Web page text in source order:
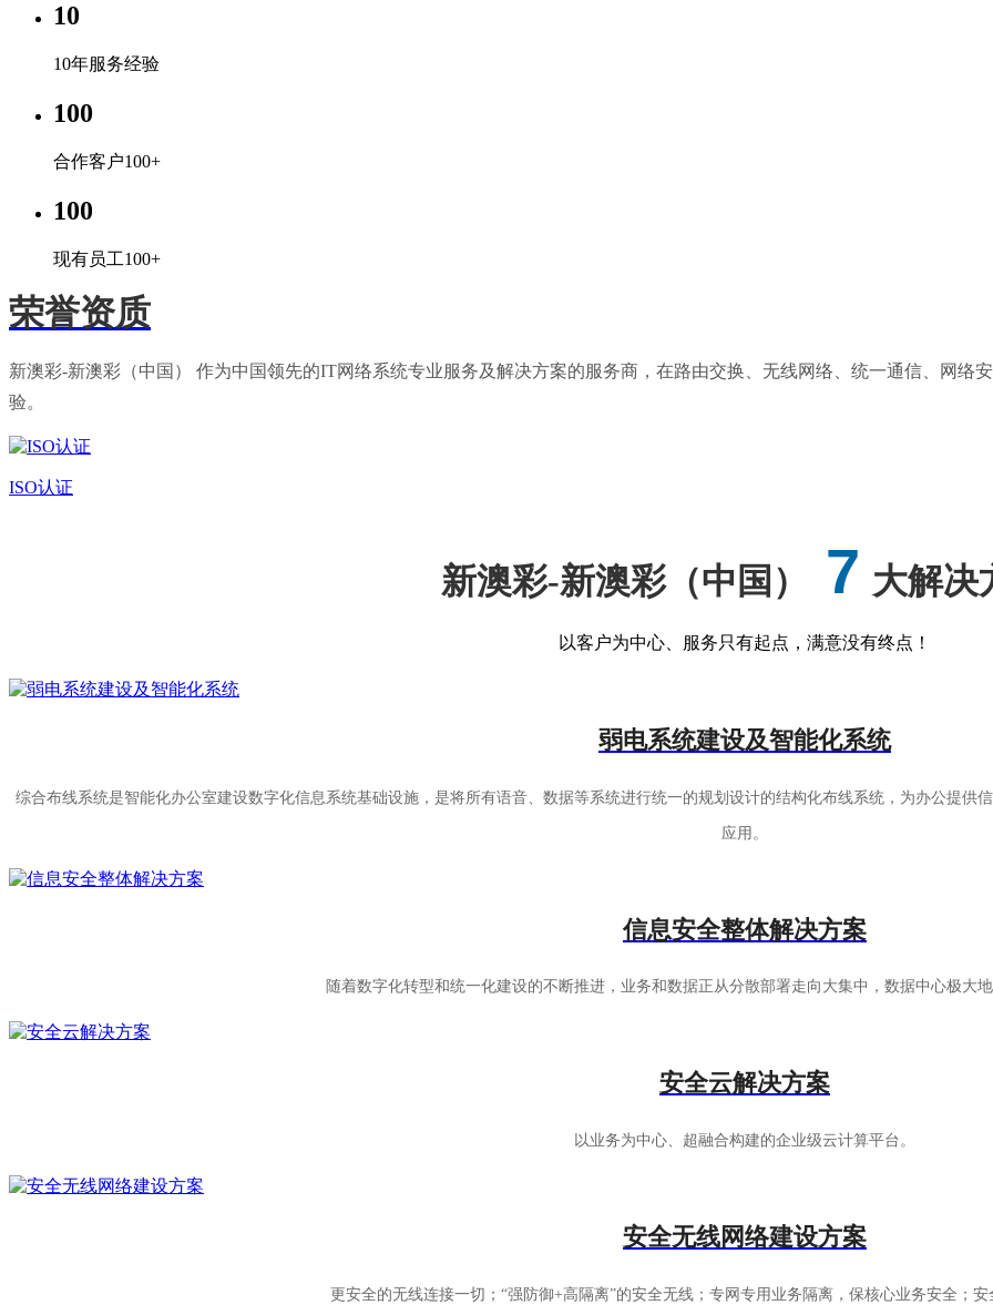
10
10年服务经验
100
合作客户100+
100
现有员工100+
荣誉资质
新澳彩-新澳彩（中国） 作为中国领先的IT网络系统专业服务及解决方案的服务商，在路由交换、无线网络、统一通信、网络
验。
ISO认证
新澳彩-新澳彩（中国） 7 大解决
以客户为中心、服务只有起点，满意没有终点！
弱电系统建设及智能化系统
综合布线系统是智能化办公室建设数字化信息系统基础设施，是将所有语音、数据等系统进行统一的规划设计的结构化布线系统，为办公提供
应用。
信息安全整体解决方案
随着数字化转型和统一化建设的不断推进，业务和数据正从分散部署走向大集中，数据中心极大
安全云解决方案
以业务为中心、超融合构建的企业级云计算平台。
安全无线网络建设方案
更安全的无线连接一切；“强防御+高隔离”的安全无线；专网专用业务隔离，保核心业务安全；